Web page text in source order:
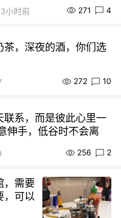
小时前 271 4
，深夜的酒，你们选
272 10
系，而是彼此心里一
伸手，低谷时不会离
256 2
，需要
，可以